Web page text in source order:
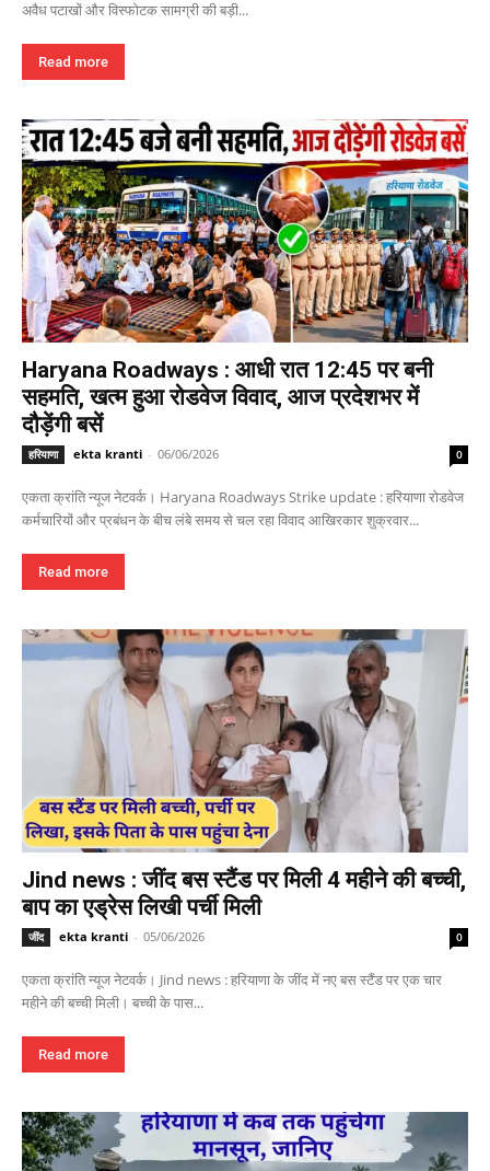
अवैध पटाखों और विस्फोटक सामग्री की बड़ी...
Read more
Haryana Roadways : आधी रात 12:45 पर बनी
सहमति, खत्म हुआ रोडवेज विवाद, आज प्रदेशभर में
दौड़ेंगी बसें
हरियाणा ekta kranti - 06/06/2026 0
एकता क्रांति न्यूज नेटवर्क। Haryana Roadways Strike update : हरियाणा रोडवेज
कर्मचारियों और प्रबंधन के बीच लंबे समय से चल रहा विवाद आखिरकार शुक्रवार...
Read more
Jind news : जींद बस स्टैंड पर मिली 4 महीने की बच्ची,
बाप का एड्रेस लिखी पर्ची मिली
जींद ekta kranti - 05/06/2026 0
एकता क्रांति न्यूज नेटवर्क। Jind news : हरियाणा के जींद में नए बस स्टैंड पर एक चार
महीने की बच्ची मिली। बच्ची के पास...
Read more